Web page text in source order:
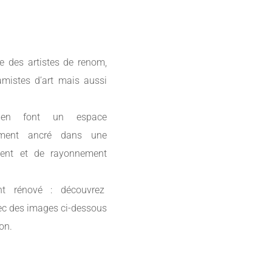
des artistes de renom,
d’art mais aussi
font un espace
ancré dans une
et de rayonnement
rénové : découvrez
des images ci-dessous